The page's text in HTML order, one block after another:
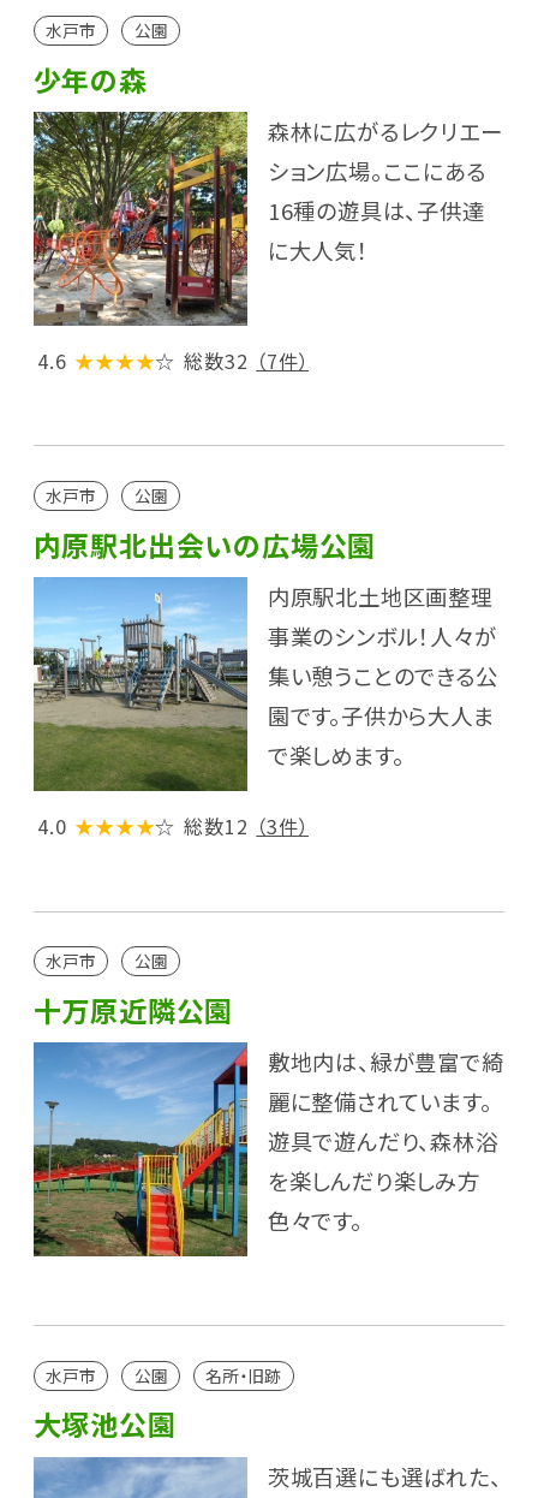
水戸市 公園
少年の森
森林に広がるレクリエー
ション広場。ここにある
16種の遊具は、子供達
に大人気！
4.6 ★★★★☆ 総数32 （7件）
水戸市 公園
内原駅北出会いの広場公園
内原駅北土地区画整理
事業のシンボル！人々が
集い憩うことのできる公
園です。子供から大人ま
で楽しめます。
4.0 ★★★★☆ 総数12 （3件）
水戸市 公園
十万原近隣公園
敷地内は、緑が豊富で綺
麗に整備されています。
遊具で遊んだり、森林浴
を楽しんだり楽しみ方
色々です。
水戸市 公園 名所・旧跡
大塚池公園
茨城百選にも選ばれた、